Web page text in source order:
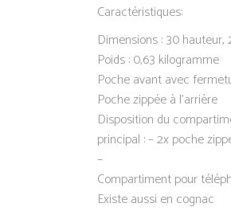
Caractéristiques:
Dimensions : 30
Poids : 0,63 kilogramme
Poche avant avec
Poche zippée à l’arrière
Disposition du
principal : – 2x poche
–
Compartiment pour
Existe aussi en cognac